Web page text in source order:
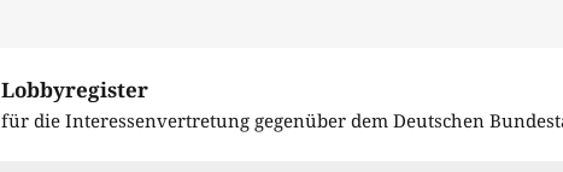
Lobbyregister
für die Interessenvertretung gegenüber dem Deutschen